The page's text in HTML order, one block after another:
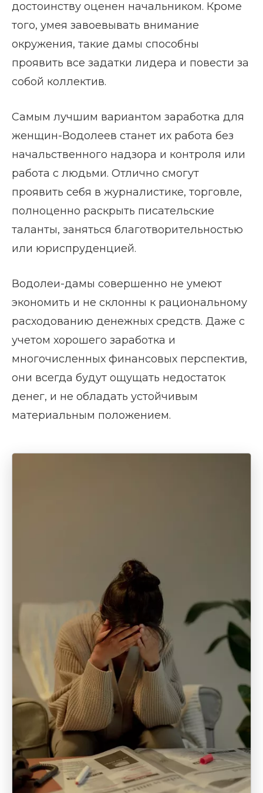
достоинству оценен начальником. Кроме
того, умея завоевывать внимание
окружения, такие дамы способны
проявить все задатки лидера и повести за
собой коллектив.
Самым лучшим вариантом заработка для
женщин-Водолеев станет их работа без
начальственного надзора и контроля или
работа с людьми. Отлично смогут
проявить себя в журналистике, торговле,
полноценно раскрыть писательские
таланты, заняться благотворительностью
или юриспруденцией.
Водолеи-дамы совершенно не умеют
экономить и не склонны к рациональному
расходованию денежных средств. Даже с
учетом хорошего заработка и
многочисленных финансовых перспектив,
они всегда будут ощущать недостаток
денег, и не обладать устойчивым
материальным положением.